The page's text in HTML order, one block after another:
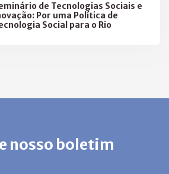
de Tecnologias Sociais e
Por uma Política de
Social para o Rio
nosso boletim